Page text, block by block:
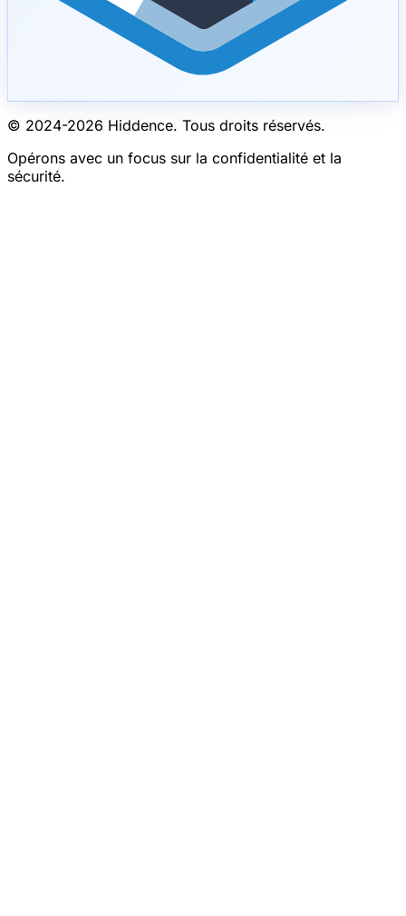
© 2024-2026 Hiddence. Tous droits réservés.
Opérons avec un focus sur la confidentialité et la
sécurité.